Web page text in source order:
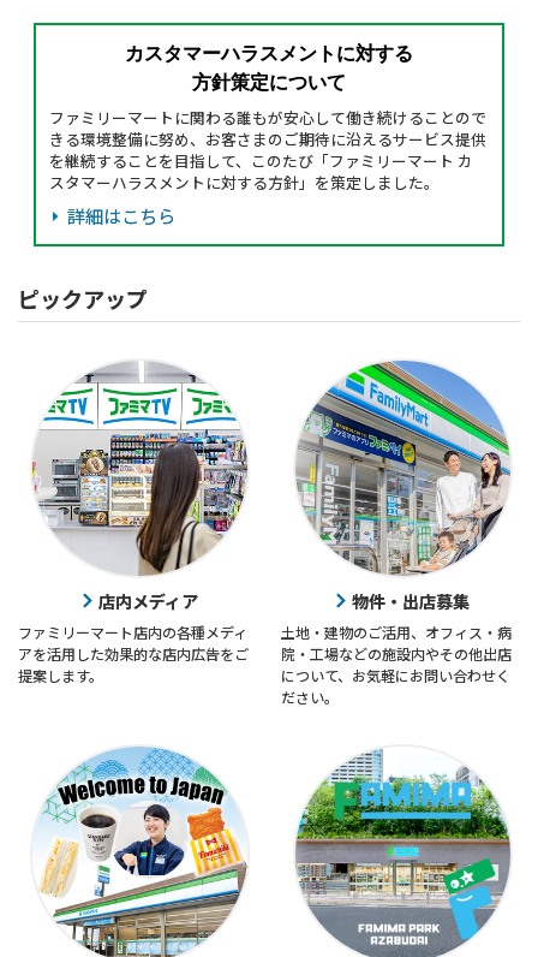
カスタマーハラスメントに対する
方針策定について
ファミリーマートに関わる誰もが安心して働き続けることので
きる環境整備に努め、お客さまのご期待に沿えるサービス提供
を継続することを目指して、このたび「ファミリーマート カ
スタマーハラスメントに対する方針」を策定しました。
詳細はこちら
ピックアップ
店内メディア
ファミリーマート店内の各種メディ
アを活用した効果的な店内広告をご
提案します。
物件・出店募集
土地・建物のご活用、オフィス・病
院・工場などの施設内やその他出店
について、お気軽にお問い合わせく
ださい。